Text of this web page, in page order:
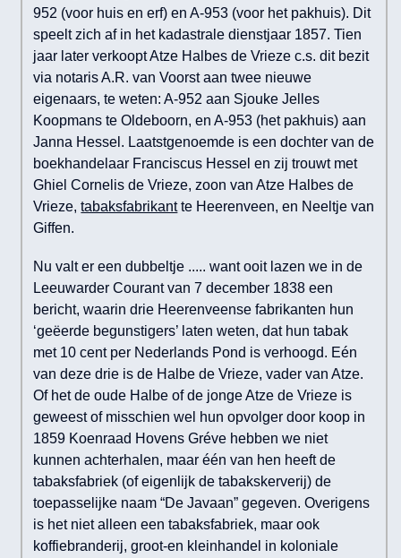
952 (voor huis en erf) en A-953 (voor het pakhuis). Dit
speelt zich af in het kadastrale dienstjaar 1857. Tien
jaar later verkoopt Atze Halbes de Vrieze c.s. dit bezit
via notaris A.R. van Voorst aan twee nieuwe
eigenaars, te weten: A-952 aan Sjouke Jelles
Koopmans te Oldeboorn, en A-953 (het pakhuis) aan
Janna Hessel. Laatstgenoemde is een dochter van de
boekhandelaar Franciscus Hessel en zij trouwt met
Ghiel Cornelis de Vrieze, zoon van Atze Halbes de
Vrieze,tabaksfabrikantte Heerenveen, en Neeltje van
Giffen.
Nu valt er een dubbeltje ..... want ooit lazen we in de
Leeuwarder Courant van 7 december 1838 een
bericht, waarin drie Heerenveense fabrikanten hun
‘geëerde begunstigers’ laten weten, dat hun tabak
met 10 cent per Nederlands Pond is verhoogd. Eén
van deze drie is de Halbe de Vrieze, vader van Atze.
Of het de oude Halbe of de jonge Atze de Vrieze is
geweest of misschien wel hun opvolger door koop in
1859 Koenraad Hovens Gréve hebben we niet
kunnen achterhalen, maar één van hen heeft de
tabaksfabriek (of eigenlijk de tabakskerverij) de
toepasselijke naam “De Javaan” gegeven. Overigens
is het niet alleen een tabaksfabriek, maar ook
koffiebranderij, groot-en kleinhandel in koloniale